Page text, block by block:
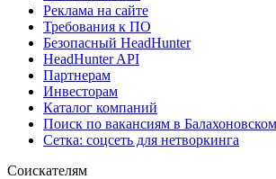
Реклама на сайте
Требования к ПО
Безопасный HeadHunter
HeadHunter API
Партнерам
Инвесторам
Каталог компаний
Поиск по вакансиям в Балахоновском
Сетка: соцсеть для нетворкинга
Соискателям